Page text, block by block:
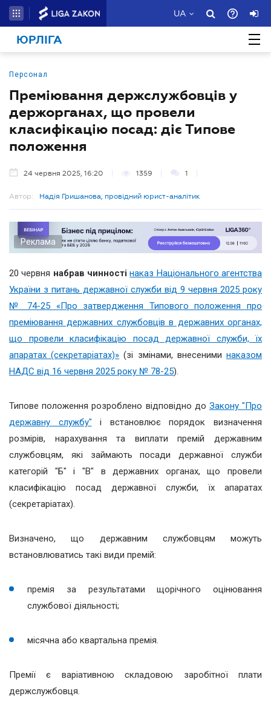
UA
ЮРЛІГА
Персонал
Преміювання держслужбовців у
держорганах, що провели
класифікацію посад: діє Типове
положення
24 червня 2025, 16:20 1359 1
Автор: Надія Гришанова, провідний юрист-аналітик
Реклама
20 червня набрав чинності наказ Національного агентства
України з питань державної служби від 9 червня 2025 року
№ 74-25 «Про затвердження Типового положення про
преміювання державних службовців в державних органах,
що провели класифікацію посад державної служби, їх
апаратах (секретаріатах)» (зі змінами, внесениминаказом
НАДС від 16 червня 2025 року № 78-25).
Типове положення розроблено відповідно до Закону "Про
державну службу" і встановлює порядок визначення
розмірів, нарахування та виплати премій державним
службовцям, які займають посади державної служби
категорій "Б" і "В" в державних органах, що провели
класифікацію посад державної служби, їх апаратах
(секретаріатах).
Визначено, що державним службовцям можуть
встановлюватись такі види премій:
премія за результатами щорічного оцінювання
службової діяльності;
місячна або квартальна премія.
Премії є варіативною складовою заробітної плати
держслужбовця.